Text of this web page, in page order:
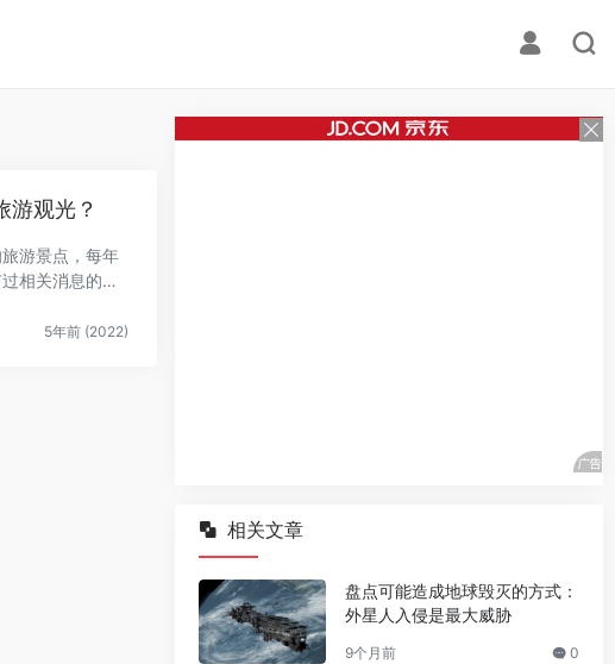
游观光？
游景点，每年
相关消息的报
5年前 (2022)
相关文章
盘点可能造成地球毁灭的方式：
外星人入侵是最大威胁
9个月前 0